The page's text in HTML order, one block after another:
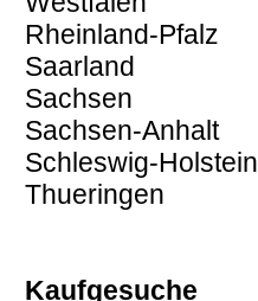
Rheinland-Pfalz
Saarland
Sachsen
Sachsen-Anhalt
Schleswig-Holstein
Thueringen
Kaufgesuche